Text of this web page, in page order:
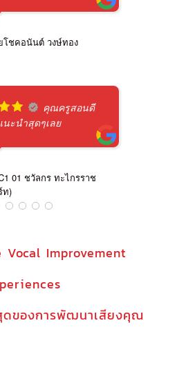
โชคอนันต์ วงษ์ทอง
คุณครูสอนดี
ะนำสุดๆเลย
01 ชวัลกร ทะไกรราช
ท)
Improvement
ดของการพัฒนาเสียงคุณ